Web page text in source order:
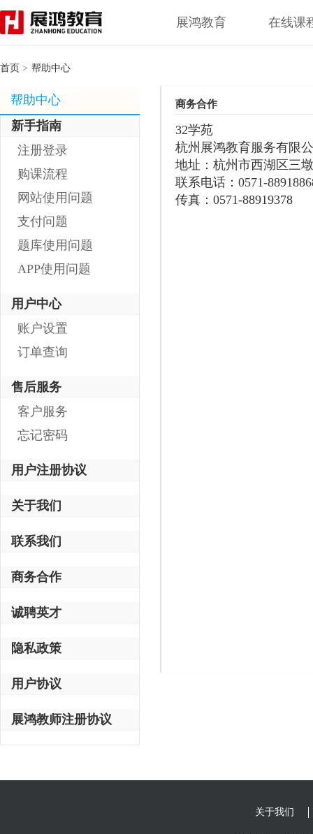
展鸿教育 在线课
首页 > 帮助中心
帮助中心
新手指南
注册登录
购课流程
网站使用问题
支付问题
题库使用问题
APP使用问题
用户中心
账户设置
订单查询
售后服务
客户服务
忘记密码
用户注册协议
关于我们
联系我们
商务合作
诚聘英才
隐私政策
用户协议
展鸿教师注册协议
商务合作
32学苑
杭州展鸿教育服务有限
地址：杭州市西湖区三
联系电话：0571-
传真：0571-88919378
关于我们